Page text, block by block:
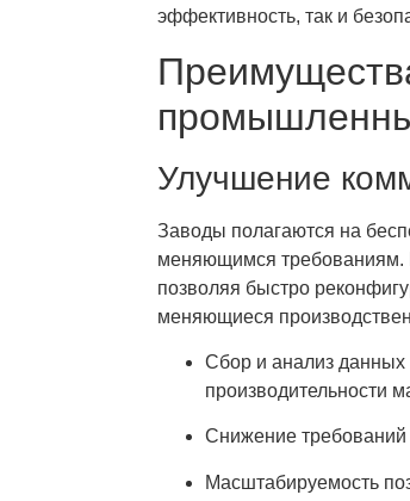
эффективность, так и
Улучшение
Заводы полагаются на
меняющимся требованиям.
позволяя быстро
меняющиеся
Сбор и анализ
производительности
Снижение требований
Масштабируемость